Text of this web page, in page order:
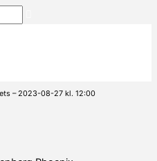
– 2023-08-27 kl. 12:00